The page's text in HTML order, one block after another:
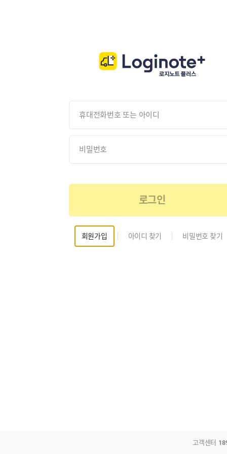
휴대전화번호 또는 아이디
비밀번호
로그인
회원가입 아이디 찾기 비밀번호 찾기
고객센터